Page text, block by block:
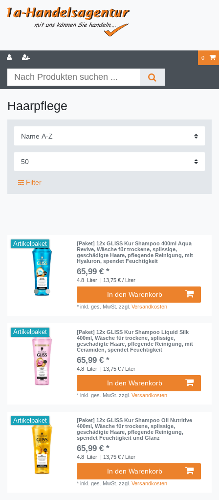
0
Haarpflege
Filter
Artikelpaket
[Paket] 12x GLISS Kur Shampoo 400ml Aqua
Revive, Wäsche für trockene, splissige,
geschädigte Haare, pflegende Reinigung, mit
Hyaluron, spendet Feuchtigkeit
65,99 € *
4.8 Liter | 13,75 € / Liter
In den Warenkorb
*inkl. ges. MwSt. zzgl.Versandkosten
Artikelpaket
[Paket] 12x GLISS Kur Shampoo Liquid Silk
400ml, Wäsche für trockene, splissige,
geschädigte Haare, pflegende Reinigung, mit
Ceramiden, spendet Feuchtigkeit
65,99 € *
4.8 Liter | 13,75 € / Liter
In den Warenkorb
*inkl. ges. MwSt. zzgl.Versandkosten
Artikelpaket
[Paket] 12x GLISS Kur Shampoo Oil Nutritive
400ml, Wäsche für trockene, splissige,
geschädigte Haare, pflegende Reinigung,
spendet Feuchtigkeit und Glanz
65,99 € *
4.8 Liter | 13,75 € / Liter
In den Warenkorb
*inkl. ges. MwSt. zzgl.Versandkosten